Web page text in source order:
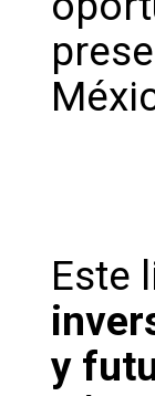
Este
y